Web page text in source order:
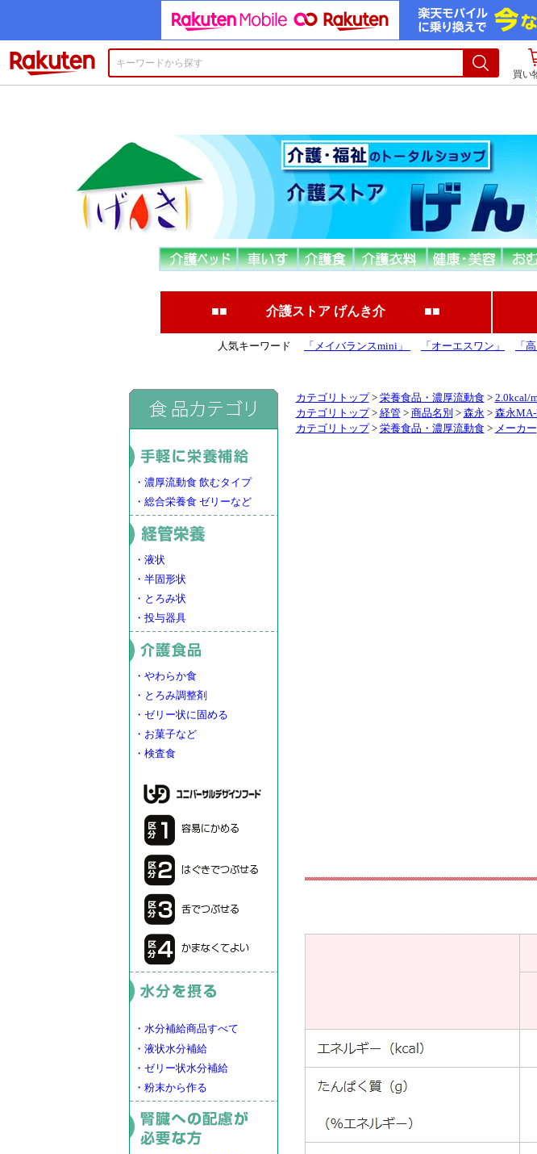
買い
■■ 介護ストア げんき介 ■■
人気キーワード 「メイバランスmini」 「オーエスワン」 「
・濃厚流動食 飲むタイプ
・総合栄養食 ゼリーなど
・液状
・半固形状
・とろみ状
・投与器具
・やわらか食
・とろみ調整剤
・ゼリー状に固める
・お菓子など
・検査食
・水分補給商品すべて
・液状水分補給
・ゼリー状水分補給
・粉末から作る
カテゴリトップ> 栄養食品・濃厚流動食> 2.0kcal/
カテゴリトップ> 経管> 商品名別 > 森永 > 森永MA-
カテゴリトップ> 栄養食品・濃厚流動食> メーカー